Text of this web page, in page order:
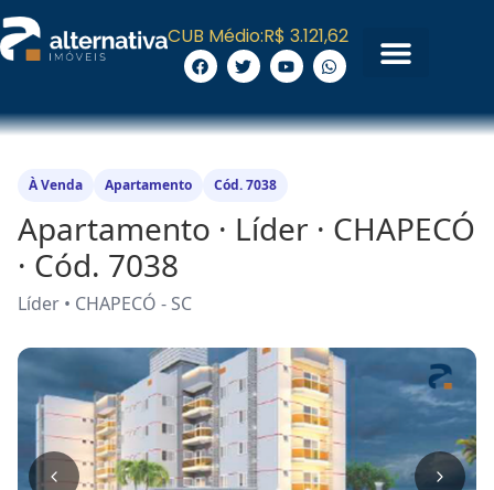
CUB Médio:R$ 3.121,62
À Venda Apartamento Cód. 7038
Apartamento · Líder · CHAPECÓ
· Cód. 7038
Líder • CHAPECÓ - SC